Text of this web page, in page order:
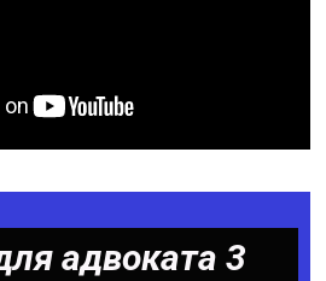
адвоката 3